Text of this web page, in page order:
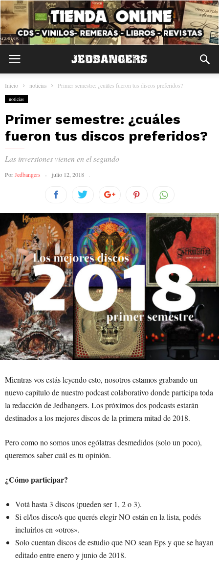
Inicio noticias Primer semestre: ¿cuáles fueron tus discos preferidos?
noticias
Primer semestre: ¿cuáles
fueron tus discos preferidos?
Las inversiones vienen en el segundo
PorJedbangers julio 12, 2018
Mientras vos estás leyendo esto, nosotros estamos grabando un
nuevo capítulo de nuestro podcast colaborativo donde participa toda
la redacción de Jedbangers. Los próximos dos podcasts estarán
destinados a los mejores discos de la primera mitad de 2018.
Pero como no somos unos ególatras desmedidos (solo un poco),
queremos saber cuál es tu opinión.
¿Cómo participar?
Votá hasta 3 discos (pueden ser 1, 2 o 3).
Si el/los disco/s que querés elegir NO están en la lista, podés
incluirlos en «otros».
Solo cuentan discos de estudio que NO sean Eps y que se hayan
editado entre enero y junio de 2018.